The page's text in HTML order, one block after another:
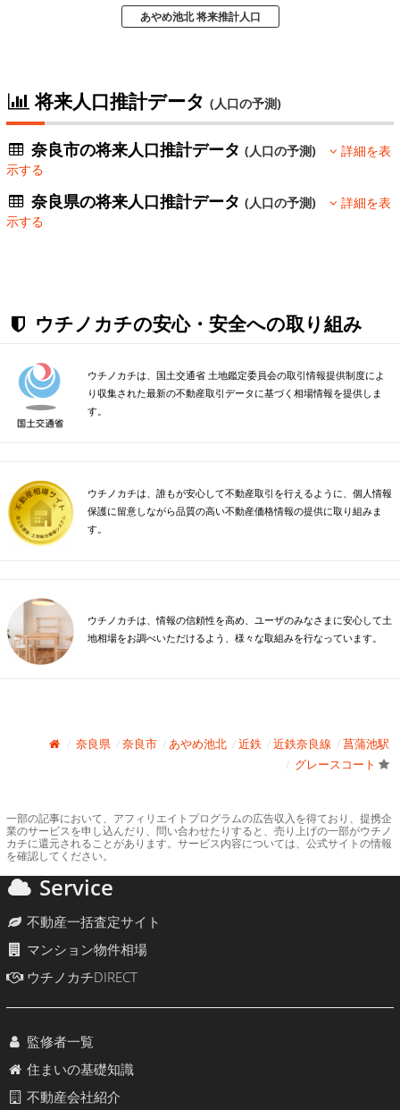
あやめ池北 将来推計人口
将来人口推計データ (人口の予測)
奈良市の将来人口推計データ(人口の予測)
詳細を表
示する
奈良県の将来人口推計データ(人口の予測)
詳細を表
示する
ウチノカチの安心・安全への取り組み
ウチノカチは、国土交通省 土地鑑定委員会の取引情報提供制度によ
り収集された最新の不動産取引データに基づく相場情報を提供しま
す。
ウチノカチは、誰もが安心して不動産取引を行えるように、個人情報
保護に留意しながら品質の高い不動産価格情報の提供に取り組みま
す。
ウチノカチは、情報の信頼性を高め、ユーザのみなさまに安心して土
地相場をお調べいただけるよう、様々な取組みを行なっています。
奈良県 奈良市 あやめ池北 近鉄 近鉄奈良線
菖蒲池駅
グレースコート
一部の記事において、アフィリエイトプログラムの広告収入を得ており、提携企
業のサービスを申し込んだり、問い合わせたりすると、売り上げの一部がウチノ
カチに還元されることがあります。サービス内容については、公式サイトの情報
を確認してください。
Service
不動産一括査定サイト
マンション物件相場
ウチノカチDIRECT
監修者一覧
住まいの基礎知識
不動産会社紹介